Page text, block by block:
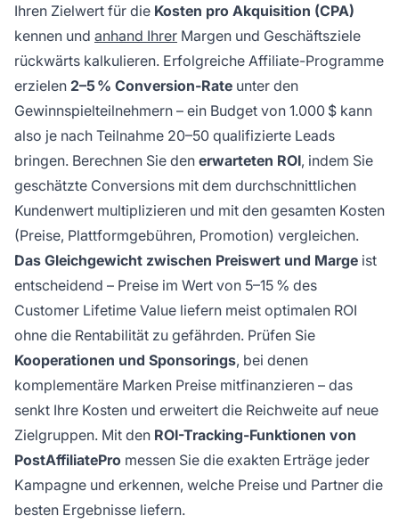
Ihren Zielwert für die Kosten pro Akquisition (CPA)
kennen und anhand Ihrer Margen und Geschäftsziele
rückwärts kalkulieren. Erfolgreiche Affiliate-Programme
erzielen 2–5 % Conversion-Rate unter den
Gewinnspielteilnehmern – ein Budget von 1.000 $ kann
also je nach Teilnahme 20–50 qualifizierte Leads
bringen. Berechnen Sie den erwarteten ROI, indem Sie
geschätzte Conversions mit dem durchschnittlichen
Kundenwert multiplizieren und mit den gesamten Kosten
(Preise, Plattformgebühren, Promotion) vergleichen.
Das Gleichgewicht zwischen Preiswert und Marge ist
entscheidend – Preise im Wert von 5–15 % des
Customer Lifetime Value liefern meist optimalen ROI
ohne die Rentabilität zu gefährden. Prüfen Sie
Kooperationen und Sponsorings, bei denen
komplementäre Marken Preise mitfinanzieren – das
senkt Ihre Kosten und erweitert die Reichweite auf neue
Zielgruppen. Mit den ROI-Tracking-Funktionen von
PostAffiliatePro messen Sie die exakten Erträge jeder
Kampagne und erkennen, welche Preise und Partner die
besten Ergebnisse liefern.